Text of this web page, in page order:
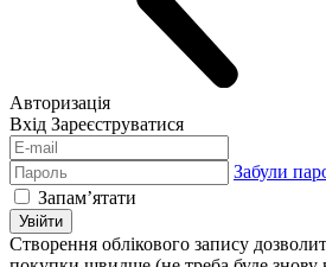
Авторизація
Вхід Зареєструватися
Забули
Запам’ятати
Увійти
Створення облікового запису